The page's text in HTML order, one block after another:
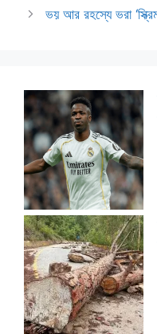
ভয় আর রহস্যে ভরা